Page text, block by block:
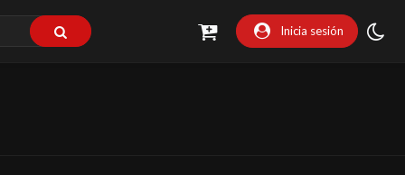
Inicia sesión